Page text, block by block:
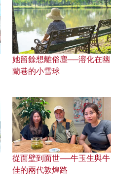
她留餘想離俗塵──溶化在幽
蘭巷的小雪球
從面壁到面世──牛玉生與牛
佳的兩代敦煌路